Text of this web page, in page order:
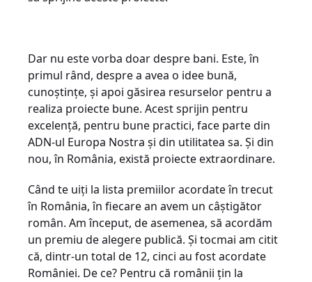
Dar nu este vorba doar despre bani. Este, în
primul rând, despre a avea o idee bună,
cunoștințe, și apoi găsirea resurselor pentru a
realiza proiecte bune. Acest sprijin pentru
excelență, pentru bune practici, face parte din
ADN-ul Europa Nostra și din utilitatea sa. Și din
nou, în România, există proiecte extraordinare.
Când te uiți la lista premiilor acordate în trecut
în România, în fiecare an avem un câștigător
român. Am început, de asemenea, să acordăm
un premiu de alegere publică. Și tocmai am citit
că, dintr-un total de 12, cinci au fost acordate
României. De ce? Pentru că românii țin la